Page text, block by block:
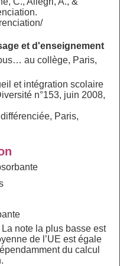
et d'enseignement
au collège, Paris,
et intégration scolaire
n°153, juin 2008,
Paris,
note la plus basse est
de l’UE est égale
du calcul